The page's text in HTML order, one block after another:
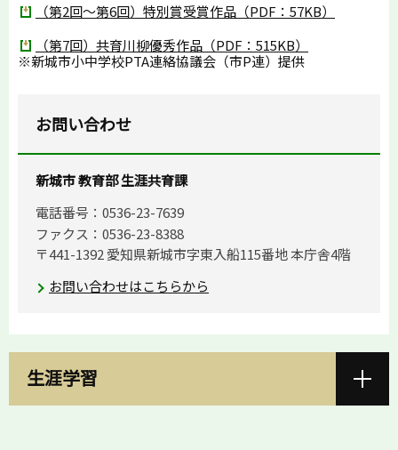
（第2回～第6回）特別賞受賞作品（PDF：57KB）
（第7回）共育川柳優秀作品（PDF：515KB）
※新城市小中学校PTA連絡協議会（市P連）提供
お問い合わせ
新城市 教育部 生涯共育課
電話番号：0536-23-7639
ファクス：0536-23-8388
〒441-1392 愛知県新城市字東入船115番地 本庁舎4階
お問い合わせはこちらから
生涯学習